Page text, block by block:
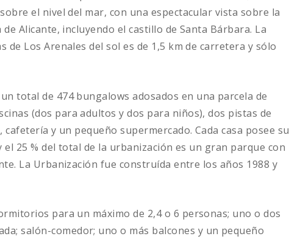
el nivel del mar, con una espectacular vista sobre la
Alicante, incluyendo el castillo de Santa Bárbara. La
de Los Arenales del sol es de 1,5 km de carretera y sólo
total de 474 bungalows adosados en una parcela de
(dos para adultos y dos para niños), dos pistas de
y un pequeño supermercado. Cada casa posee su
25 % del total de la urbanización es un gran parque con
La Urbanización fue construída entre los años 1988 y
para un máximo de 2,4 o 6 personas; uno o dos
salón-comedor; uno o más balcones y un pequeño